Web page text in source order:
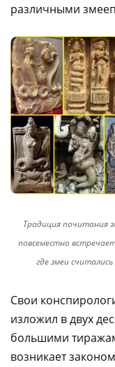
различными
Традиция почитания
повсеместно
где змеи
Свои
изложил в двух
большими
возникает